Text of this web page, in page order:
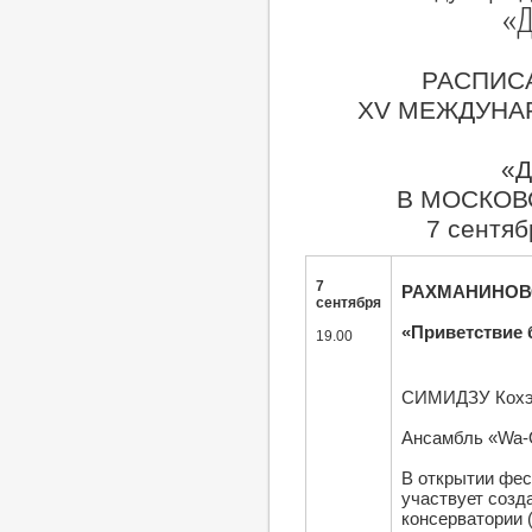
XV
В
7
7
сентября
19.00
«Приветствие
СИМИДЗУ
Ансамбль «Wa-
В открытии
участвует